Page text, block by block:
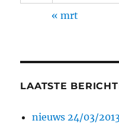
« mrt
LAATSTE
nieuws 24/03/